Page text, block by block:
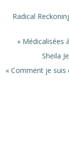
Radical
« Médicalisées
Sheila
« Comment je suis